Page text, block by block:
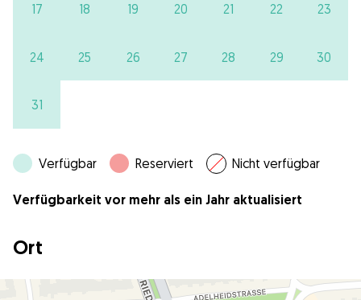
17 18 19 20 21 22 23
24 25 26 27 28 29 30
31
Verfügbar Reserviert Nicht verfügbar
Verfügbarkeit vor mehr als ein Jahr aktualisiert
Ort